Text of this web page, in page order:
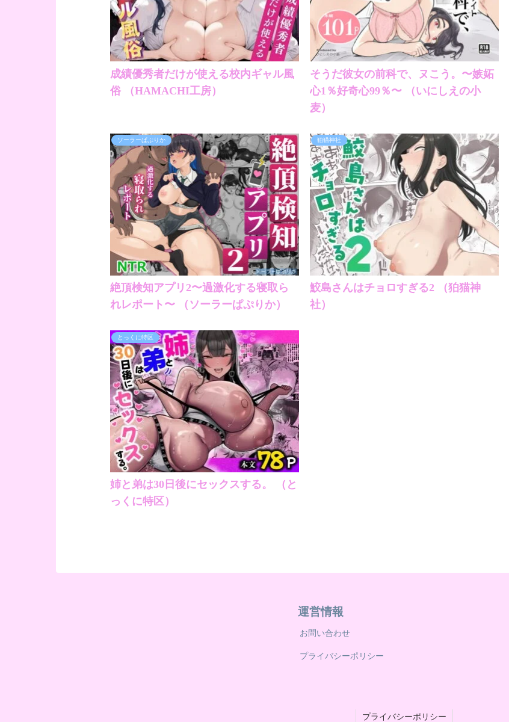
成績優秀者だけが使える校内ギャル風
俗 （HAMACHI工房）
そうだ彼女の前科で、ヌこう。〜嫉妬
心1％好奇心99％〜 （いにしえの小
麦）
ソーラーぱぷりか
絶頂検知アプリ2〜過激化する寝取ら
れレポート〜 （ソーラーぱぷりか）
狛猫神社
鮫島さんはチョロすぎる2 （狛猫神
社）
とっくに特区
姉と弟は30日後にセックスする。 （と
っくに特区）
運営情報
お問い合わせ
プライバシーポリシー
プライバシーポリシー